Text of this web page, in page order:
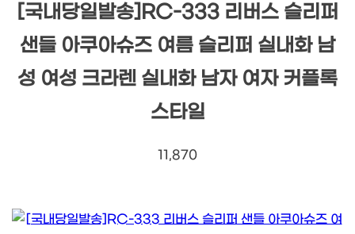
[국내당일발송]RC-333 리버스 슬리퍼
샌들 아쿠아슈즈 여름 슬리퍼 실내화 남
성 여성 크라렌 실내화 남자 여자 커플록
스타일
11,870